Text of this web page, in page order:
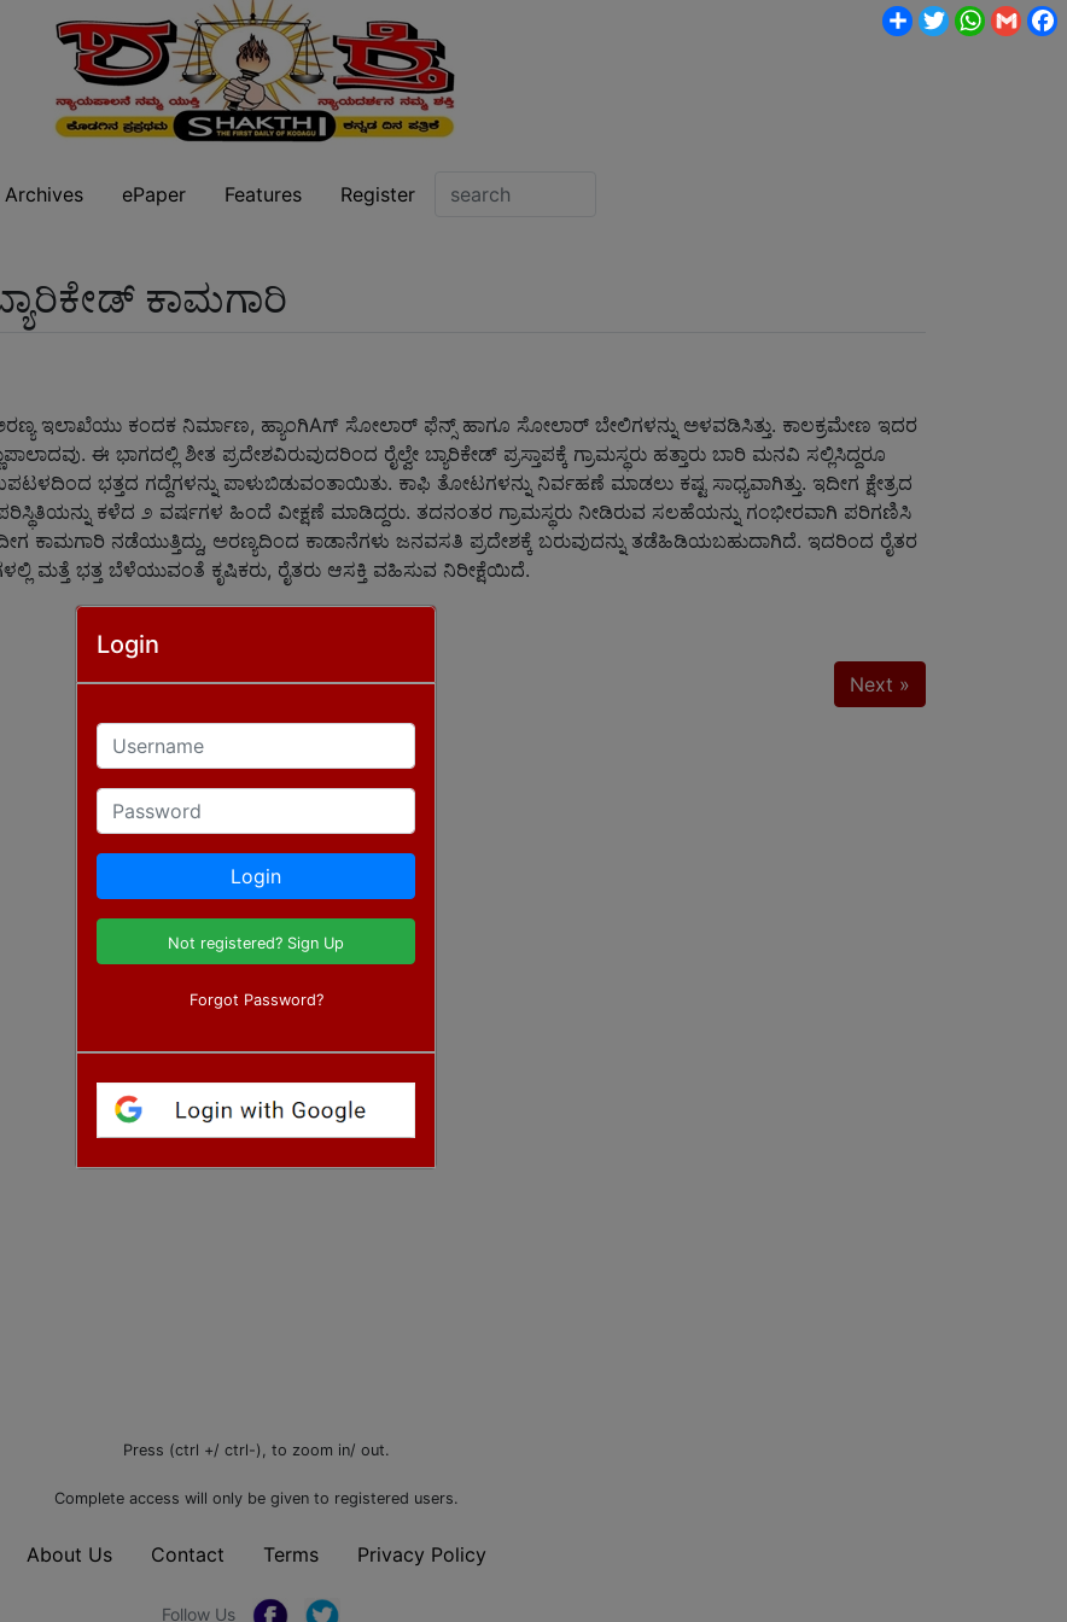
Login
Username
Password
Login
Not registered? Sign Up
Forgot Password?
Archives ePaper Features Register
ಕಾಮಗಾರಿ
ಇಲಾಖೆಯು ಕಂದಕ ನಿರ್ಮಾಣ, ಹ್ಯಾಂಗಿAಗ್ ಸೋಲಾರ್ ಫೆನ್ಸ್ ಹಾಗೂ ಸೋಲಾರ್ ಬೇಲಿಗಳನ್ನು ಅಳವಡಿಸಿತ್ತು. ಕಾಲಕ್ರಮೇಣ ಇದರ
ಈ ಭಾಗದಲ್ಲಿ ಶೀತ ಪ್ರದೇಶವಿರುವುದರಿಂದ ರೈಲ್ವೇ ಬ್ಯಾರಿಕೇಡ್ ಪ್ರಸ್ತಾಪಕ್ಕೆ ಗ್ರಾಮಸ್ಥರು ಹತ್ತಾರು ಬಾರಿ ಮನವಿ ಸಲ್ಲಿಸಿದ್ದರೂ
ಭತ್ತದ ಗದ್ದೆಗಳನ್ನು ಪಾಳುಬಿಡುವಂತಾಯಿತು. ಕಾಫಿ ತೋಟಗಳನ್ನು ನಿರ್ವಹಣೆ ಮಾಡಲು ಕಷ್ಟ ಸಾಧ್ಯವಾಗಿತ್ತು. ಇದೀಗ ಕ್ಷೇತ್ರದ
ಕಳೆದ ೨ ವರ್ಷಗಳ ಹಿಂದೆ ವೀಕ್ಷಣೆ ಮಾಡಿದ್ದರು. ತದನಂತರ ಗ್ರಾಮಸ್ಥರು ನೀಡಿರುವ ಸಲಹೆಯನ್ನು ಗಂಭೀರವಾಗಿ ಪರಿಗಣಿಸಿ
ಕಾಮಗಾರಿ ನಡೆಯುತ್ತಿದ್ದು, ಅರಣ್ಯದಿಂದ ಕಾಡಾನೆಗಳು ಜನವಸತಿ ಪ್ರದೇಶಕ್ಕೆ ಬರುವುದನ್ನು ತಡೆಹಿಡಿಯಬಹುದಾಗಿದೆ. ಇದರಿಂದ ರೈತರ
ಮತ್ತೆ ಭತ್ತ ಬೆಳೆಯುವಂತೆ ಕೃಷಿಕರು, ರೈತರು ಆಸಕ್ತಿ ವಹಿಸುವ ನಿರೀಕ್ಷೆಯಿದೆ.
Next »
Press (ctrl +/ ctrl-), to zoom in/ out.
Complete access will only be given to registered users.
About Us Contact Terms Privacy Policy
Follow Us
ShareTwitter